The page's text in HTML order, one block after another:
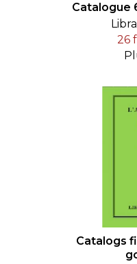
COMITÉ
CONTACT
Catalogue
26
Catalogs